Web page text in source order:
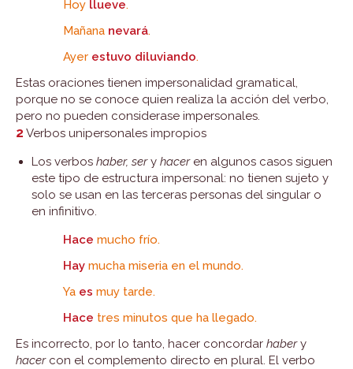
Hoy llueve.
Mañana nevará.
Ayer estuvo diluviando.
Estas oraciones tienen impersonalidad gramatical,
porque no se conoce quien realiza la acción del verbo,
pero no pueden considerase impersonales.
2 Verbos unipersonales impropios
Los verbos haber, sery haceren algunos casos siguen
este tipo de estructura impersonal: no tienen sujeto y
solo se usan en las terceras personas del singular o
en infinitivo.
Hace mucho frío.
Hay mucha miseria en el mundo.
Ya es muy tarde.
Hace tres minutos que ha llegado.
Es incorrecto, por lo tanto, hacer concordar habery
hacer con el complemento directo en plural. El verbo